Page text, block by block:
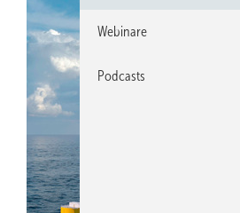
Webinare
Podcasts